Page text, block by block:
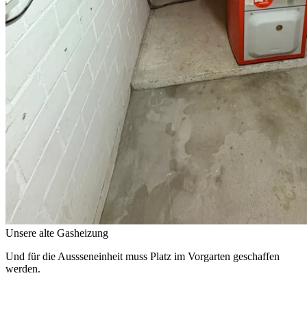
Unsere alte Gasheizung
Und für die Aussseneinheit muss Platz im Vorgarten geschaffen
werden.